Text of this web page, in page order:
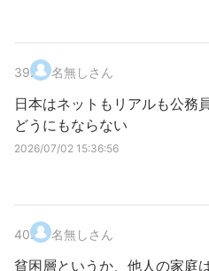
39. 名無しさん
日本はネットもリアルも公務
どうにもならない
2026/07/02 15:36:56
40. 名無しさん
貧困層というか、他人の家庭